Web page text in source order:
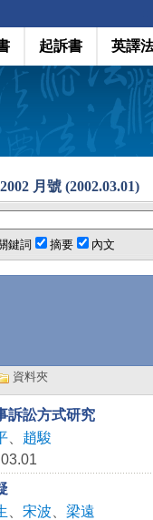
起訴書 英譯
月號 (2002.03.01)
鍵詞 摘要 內文
資料夾
訴訟方式研究
、 趙駿
宋波
梁遠